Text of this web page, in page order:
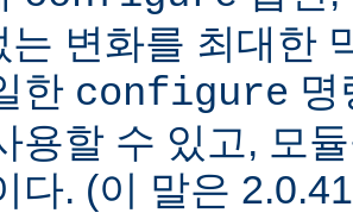
는 변화를 최대한
한 configure 명
용할 수 있고, 모
다. (이 말은